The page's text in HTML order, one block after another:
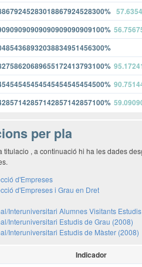
per pla
, a continuació hi ha les dades
d'Empreses
d'Empreses i Grau en Dret
Interuniversitari Alumnes Visitants
Interuniversitari Estudis de Grau (2008)
Interuniversitari Estudis de Màster (2008)
Indicador